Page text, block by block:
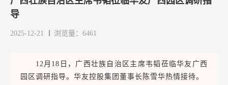
导
2025-12-21 浏览量：6461
12月18日，广西壮族自治区主席韦韬莅临华友广西
园区调研指导。华友控股集团董事长陈雪华热情接待。